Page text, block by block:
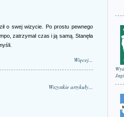
o swej wizycie. Po prostu pewnego
zatrzymał czas i ją samą. Stanęła
Więcej...
Wszystkie artykuły...